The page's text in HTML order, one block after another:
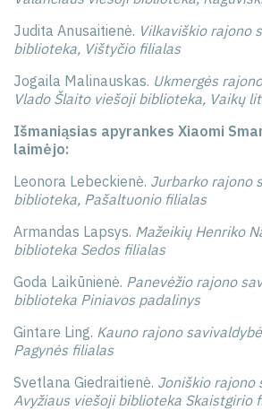
Judita Anusaitienė. Vilkaviškio rajono
biblioteka, Vištyčio filialas
Jogaila Malinauskas. Ukmergės
Vlado Šlaito viešoji biblioteka, Vaikų
Išmaniąsias apyrankes Xiaomi
laimėjo:
Leonora Lebeckienė. Jurbarko rajono
biblioteka, Pašaltuonio filialas
Armandas Lapsys. Mažeikių Henriko
biblioteka Sedos filialas
Goda Laikūnienė. Panevėžio rajono
biblioteka Piniavos padalinys
Gintare Ling. Kauno rajono
Pagynės filialas
Svetlana Giedraitienė. Joniškio rajono
Avyžiaus viešoji biblioteka Skaistgirio